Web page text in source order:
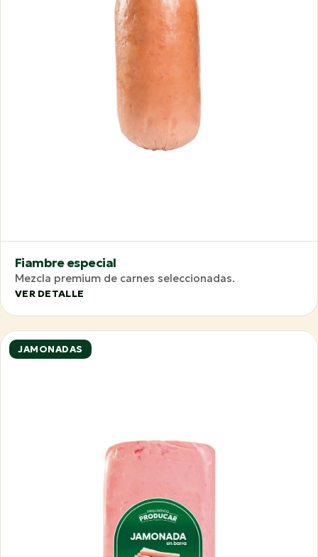
Fiambre especial
Mezcla premium de carnes seleccionadas.
VER DETALLE
JAMONADAS